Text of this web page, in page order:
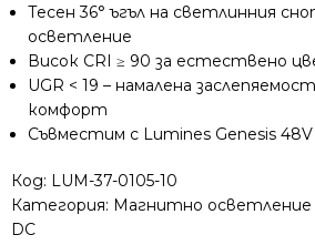
CCT
1220lm
36°
CRI90
UGR
Тесен 36° ъгъл на светлинния
осветление
Висок CRI ≥ 90 за естествено
UGR < 19 – намалена
комфорт
Съвместим с Lumines Genesis
Код: LUM-37-0105-10
Категория: Магнитно осветление
DC